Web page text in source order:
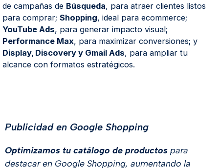
de campañas de Búsqueda, para atraer clientes listos
para comprar; Shopping, ideal para ecommerce;
YouTube Ads, para generar impacto visual;
Performance Max, para maximizar conversiones; y
Display, Discovery y Gmail Ads, para ampliar tu
alcance con formatos estratégicos.
Publicidad en Google Shopping
Optimizamos tu catálogo de productos para
destacar en Google Shopping, aumentando la